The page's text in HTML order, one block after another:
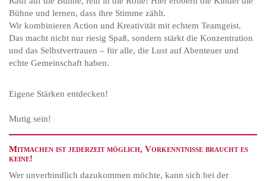
Bühne und lernen, dass ihre Stimme zählt.
Wir kombinieren Action und Kreativität mit echtem Teamgeist.
Das macht nicht nur riesig Spaß, sondern stärkt die Konzentration
und das Selbstvertrauen – für alle, die Lust auf Abenteuer und
echte Gemeinschaft haben.
Eigene Stärken entdecken!
Mutig sein!
Mitmachen ist jederzeit möglich, Vorkenntnisse braucht es
keine!
Wer unverbindlich dazukommen möchte, kann sich bei der